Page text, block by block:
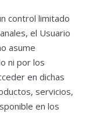
control limitado
el Usuario
asume
ni por los
en dichas
servicios,
en los